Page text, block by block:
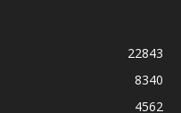
22843
8340
4562